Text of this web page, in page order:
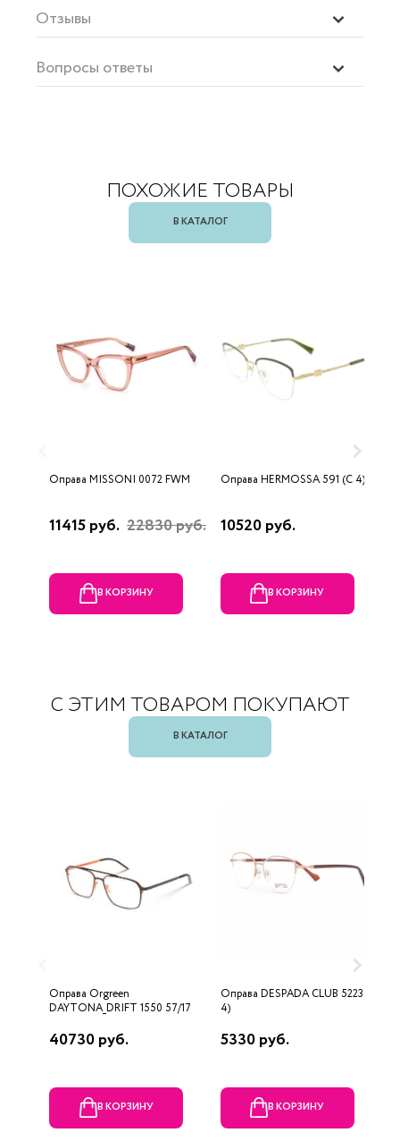
Отзывы
Вопросы ответы
ПОХОЖИЕ ТОВАРЫ
В КАТАЛОГ
Оправа MISSONI 0072 FWM
11415 руб. 22830 руб.
В КОРЗИНУ
Оправа HERMOSSA 591 (C 4)
10520 руб.
В КОРЗИНУ
С ЭТИМ ТОВАРОМ ПОКУПАЮТ
В КАТАЛОГ
Оправа Orgreen
DAYTONA_DRIFT 1550 57/17
40730 руб.
В КОРЗИНУ
Оправа DESPADA CLUB 5223 (C
4)
5330 руб.
В КОРЗИНУ